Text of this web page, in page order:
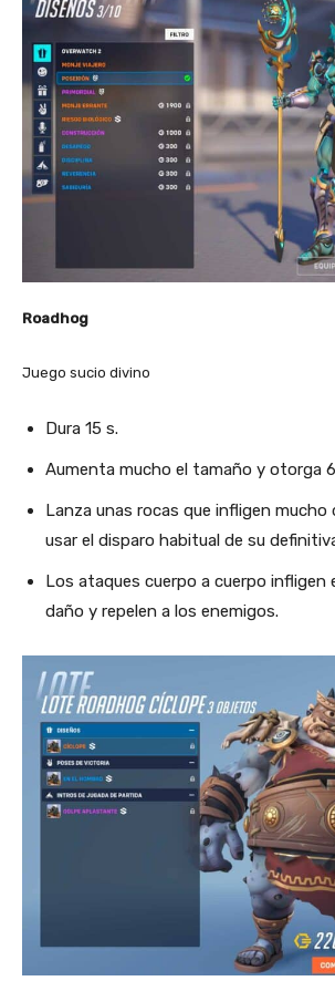
Roadhog
Juego sucio divino
Dura 15 s.
Aumenta mucho el tamaño y otorga
Lanza unas rocas que infligen mucho
usar el disparo habitual de su
Los ataques cuerpo a cuerpo infligen
daño y repelen a los enemigos.